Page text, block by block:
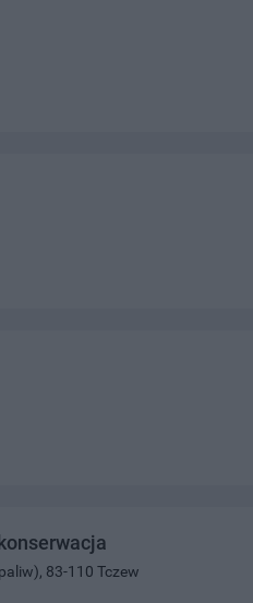
83-110 Tczew